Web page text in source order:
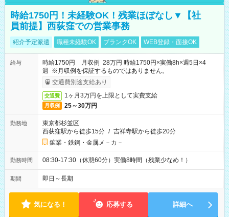
時給1750円！未経験OK！残業ほぼなし▼【社
員前提】西荻窪での営業事務
紹介予定派遣 職種未経験OK ブランクOK WEB登録・面接OK
給与
時給1750円 月収例 28万円 時給1750円×実働8h×週5日×4
週 ※月収例を保証するものではありません。
交通費別途支給あり
交通費 1ヶ月3万円を上限として実費支給
月収例 25～30万円
勤務地
東京都杉並区
西荻窪駅から徒歩15分 / 吉祥寺駅から徒歩20分
鉱業・鉄鋼・金属メ－カ－
勤務時間 08:30-17:30（休憩60分）実働8時間（残業少なめ！）
期間 即日～長期
気になる！ 応募する 詳細へ